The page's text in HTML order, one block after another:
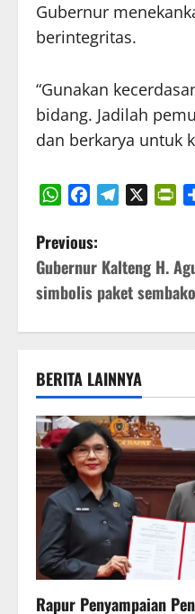
Gubernur
berintegritas.
“Gunakan
bidang. Jadilah
dan berkarya untuk
P
o
s
n
a
v
g
a
Previous:
Gubernur Kalteng H.
simbolis paket
BERITA LAINNYA
Rapur Penyampaian